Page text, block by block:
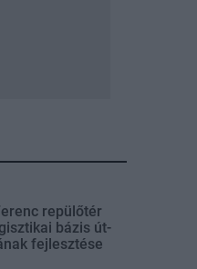
repülőtér
bázis út-
fejlesztése